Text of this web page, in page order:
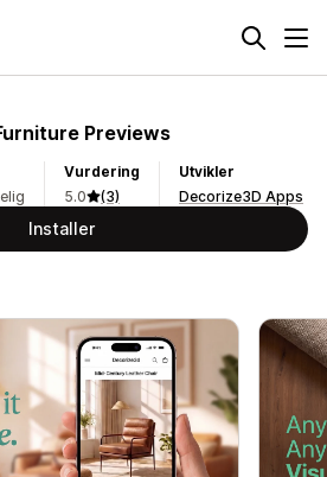
Previews
Vurdering
5.0
(3)
Utvikler
Decorize3D Apps
Installer